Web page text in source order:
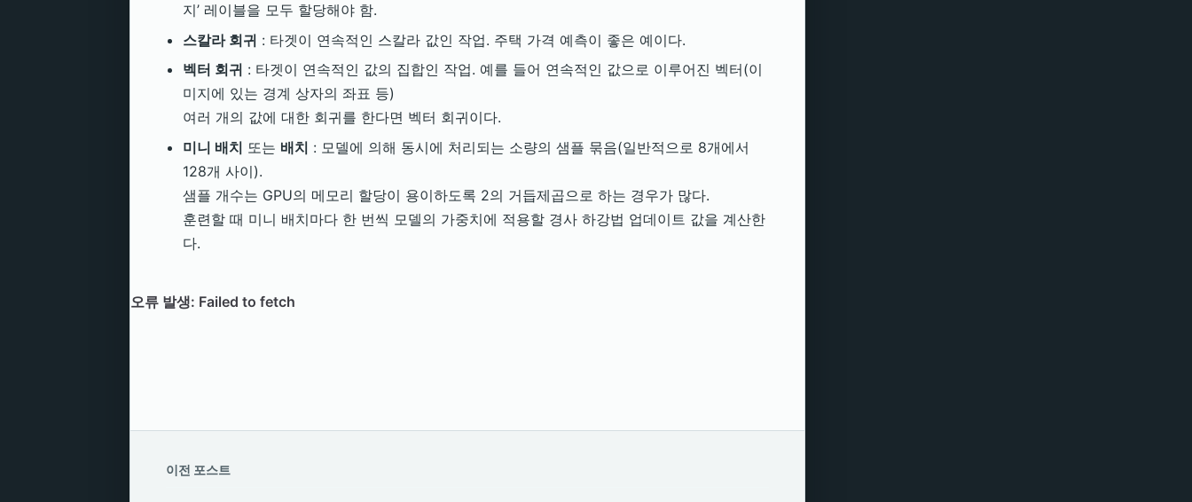
지’ 레이블을 모두 할당해야 함.
스칼라 회귀 : 타겟이 연속적인 스칼라 값인 작업. 주택 가격 예측이 좋은 예이다.
벡터 회귀 : 타겟이 연속적인 값의 집합인 작업. 예를 들어 연속적인 값으로 이루어진 벡터(이
미지에 있는 경계 상자의 좌표 등)
여러 개의 값에 대한 회귀를 한다면 벡터 회귀이다.
미니 배치 또는 배치 : 모델에 의해 동시에 처리되는 소량의 샘플 묶음(일반적으로 8개에서
128개 사이).
샘플 개수는 GPU의 메모리 할당이 용이하도록 2의 거듭제곱으로 하는 경우가 많다.
훈련할 때 미니 배치마다 한 번씩 모델의 가중치에 적용할 경사 하강법 업데이트 값을 계산한
다.
이전 포스트